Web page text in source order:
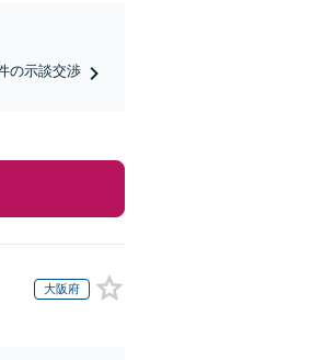
の示談交渉
大阪府